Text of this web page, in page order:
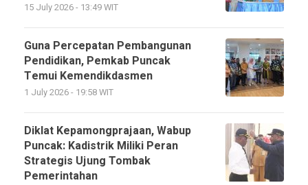
15 July 2026 - 13:49 WIT
Guna Percepatan Pembangunan
Pendidikan, Pemkab Puncak
Temui Kemendikdasmen
1 July 2026 - 19:58 WIT
Diklat Kepamongprajaan, Wabup
Puncak: Kadistrik Miliki Peran
Strategis Ujung Tombak
Pemerintahan